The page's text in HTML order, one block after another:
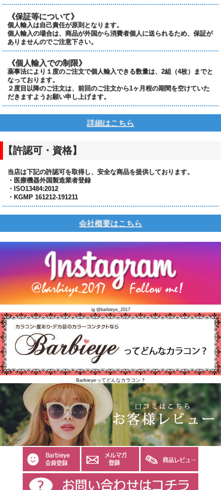
《保証等について》
個人輸入は自己責任が原則となります。
個人輸入の場合は、商品が外国から消費者個人に送られるため、保証が
ありませんのでご注意下さい。
《個人輸入での制限》
薬事法により１度のご注文で個人輸入できる数量は、2組（4枚）までと
なっております。
２度目以降のご注文は、前回のご注文から1ヶ月程の期間を空けていた
だきますようお願い申し上げます。
詳細はこちら
【許認可・資格】
当店は下記の許認可を取得し、安全な商品を提供しております。
・医療機器外国製造業者登録
・ISO13484:2012
・KGMP 161212-191211
会社概要はこちら
ig @barbieye_2017
Barbieyeってどんなカラコン？